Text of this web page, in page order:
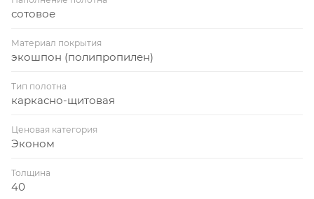
сотовое
Материал покрытия
экошпон (полипропилен)
Тип полотна
каркасно-щитовая
Ценовая категория
Эконом
Толщина
40